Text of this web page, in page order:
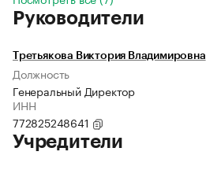
Руководители
Третьякова Виктория Владимировна
Должность
Генеральный Директор
ИНН
772825248641
Учредители